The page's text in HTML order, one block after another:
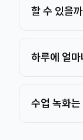
할 수 있을
하루에 얼
수업 녹화